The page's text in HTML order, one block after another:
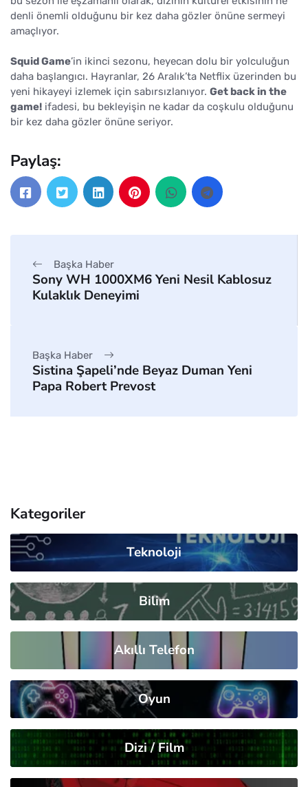
denli önemli olduğunu bir kez daha gözler önüne sermeyi
amaçlıyor.
Squid Game’in ikinci sezonu, heyecan dolu bir yolculuğun
daha başlangıcı. Hayranlar, 26 Aralık’ta Netflix üzerinden bu
yeni hikayeyi izlemek için sabırsızlanıyor. Get back in the
game! ifadesi, bu bekleyişin ne kadar da coşkulu olduğunu
bir kez daha gözler önüne seriyor.
Paylaş:
Başka Haber
Sony WH 1000XM6 Yeni Nesil Kablosuz
Kulaklık Deneyimi
Başka Haber
Sistina Şapeli’nde Beyaz Duman Yeni
Papa Robert Prevost
Kategoriler
Teknoloji
Bilim
Akıllı Telefon
Oyun
Dizi / Film